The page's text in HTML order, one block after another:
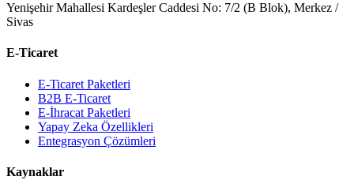
Yenişehir Mahallesi Kardeşler Caddesi No: 7/2 (B Blok), Merkez /
Sivas
E-Ticaret
E-Ticaret Paketleri
B2B E-Ticaret
E-İhracat Paketleri
Yapay Zeka Özellikleri
Entegrasyon Çözümleri
Kaynaklar